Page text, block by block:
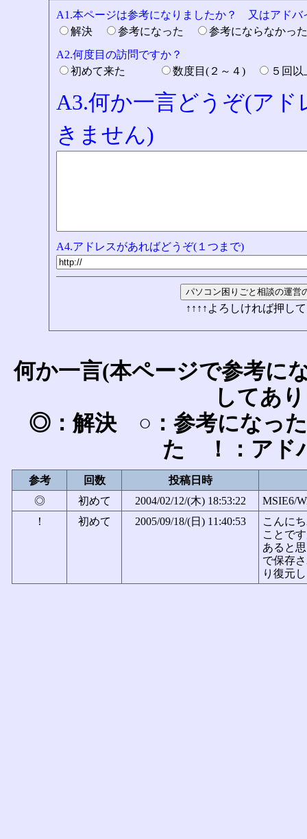
A1.本ページは参考になりましたか？ 又はアドバ
解決
参考になった
参考にならなか
A2.何度目の訪問ですか？
初めて来た
数度目(２～４) ５回
A3.何か一言どうぞ(ア
きません)
A4.アドレスがあればどうぞ(１つまで)
↑↑↑↑よろしければ押し
何か一言(本ページで参考に
してあ
◎：解決 ○：参考になっ
た ！：アド
参考 回数
投稿日時
◎
初めて 2004/02/12/(木) 18:53:22
MSIE6/
！
初めて 2005/09/18/(日) 11:40:53
こんに
ことで
あると
で保存
り復元